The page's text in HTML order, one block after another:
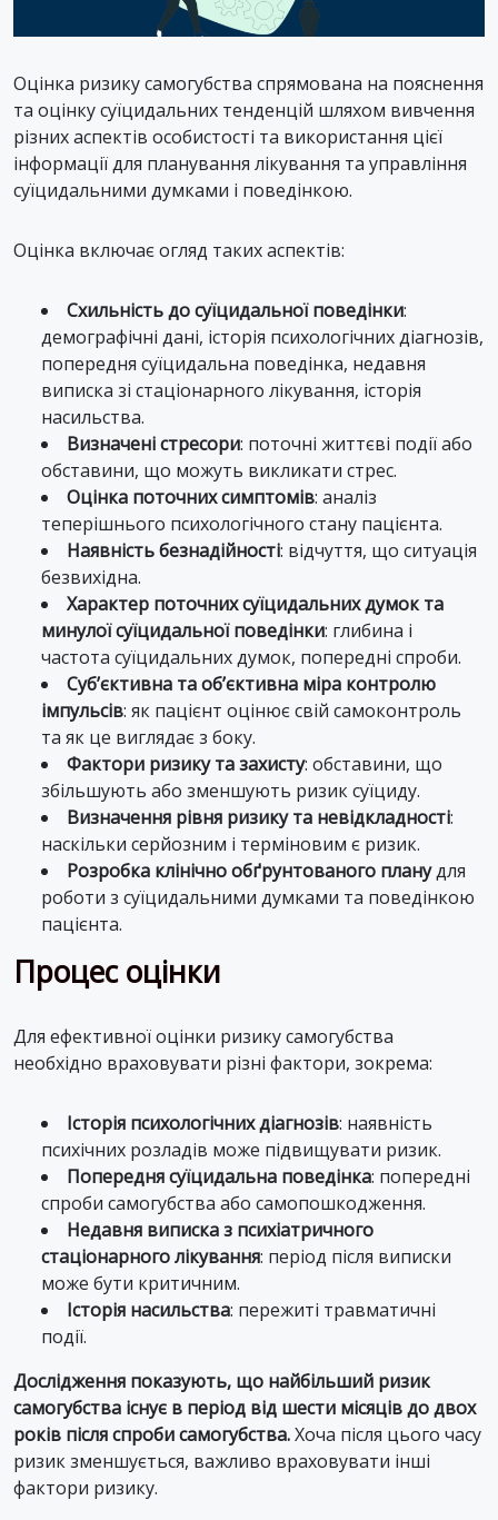
Оцінка ризику самогубства спрямована на пояснення
та оцінку суїцидальних тенденцій шляхом вивчення
різних аспектів особистості та використання цієї
інформації для планування лікування та управління
суїцидальними думками і поведінкою.
Оцінка включає огляд таких аспектів:
Схильність до суїцидальної поведінки:
демографічні дані, історія психологічних діагнозів,
попередня суїцидальна поведінка, недавня
виписка зі стаціонарного лікування, історія
насильства.
Визначені стресори: поточні життєві події або
обставини, що можуть викликати стрес.
Оцінка поточних симптомів: аналіз
теперішнього психологічного стану пацієнта.
Наявність безнадійності: відчуття, що ситуація
безвихідна.
Характер поточних суїцидальних думок та
минулої суїцидальної поведінки: глибина і
частота суїцидальних думок, попередні спроби.
Суб’єктивна та об’єктивна міра контролю
імпульсів: як пацієнт оцінює свій самоконтроль
та як це виглядає з боку.
Фактори ризику та захисту: обставини, що
збільшують або зменшують ризик суїциду.
Визначення рівня ризику та невідкладності:
наскільки серйозним і терміновим є ризик.
Розробка клінічно обґрунтованого планудля
роботи з суїцидальними думками та поведінкою
пацієнта.
Процес оцінки
Для ефективної оцінки ризику самогубства
необхідно враховувати різні фактори, зокрема:
Історія психологічних діагнозів: наявність
психічних розладів може підвищувати ризик.
Попередня суїцидальна поведінка: попередні
спроби самогубства або самопошкодження.
Недавня виписка з психіатричного
стаціонарного лікування: період після виписки
може бути критичним.
Історія насильства: пережиті травматичні
події.
Дослідження показують, що найбільший ризик
самогубства існує в період від шести місяців до двох
років після спроби самогубства.Хоча після цього часу
ризик зменшується, важливо враховувати інші
фактори ризику.